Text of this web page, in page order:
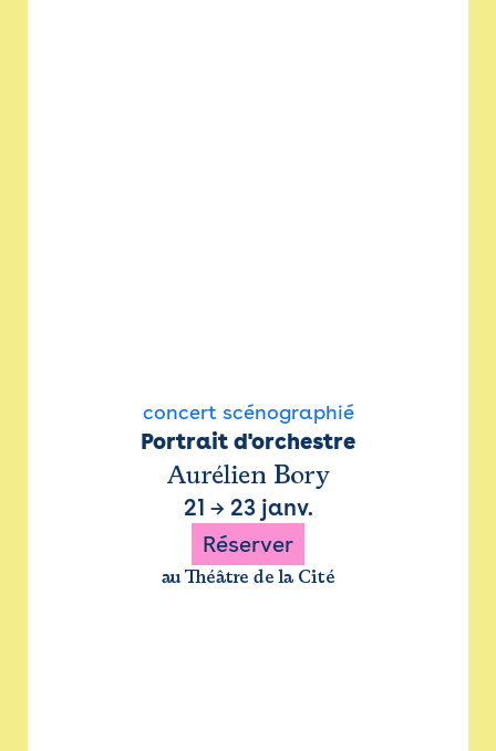
concert scénographié
Portrait d'orchestre
Aurélien Bory
21 → 23 janv.
Réserver
au Théâtre de la Cité